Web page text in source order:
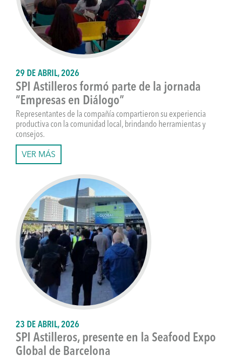
29 DE ABRIL, 2026
SPI Astilleros formó parte de la jornada
“Empresas en Diálogo”
Representantes de la compañía compartieron su experiencia
productiva con la comunidad local, brindando herramientas y
consejos.
VER MÁS
23 DE ABRIL, 2026
SPI Astilleros, presente en la Seafood Expo
Global de Barcelona